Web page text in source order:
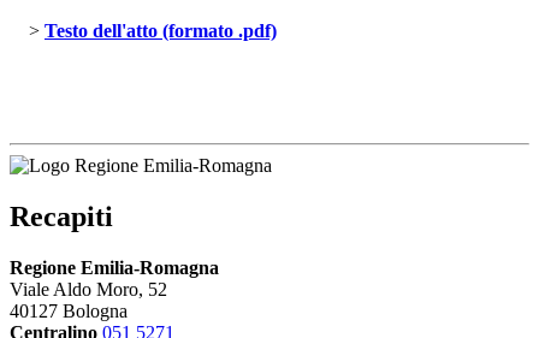
> Testo dell'atto (formato .pdf)
Recapiti
Regione Emilia-Romagna
Viale Aldo Moro, 52
40127 Bologna
Centralino 051 5271